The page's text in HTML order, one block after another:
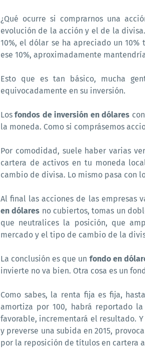
¿Qué ocurre si comprarnos una
evolución de la acción y el de la
10%, el dólar se ha apreciado un
ese 10%, aproximadamente
Esto que es tan básico, mucha
equivocadamente en su inversión.
Losfondos de inversión en dólares
la moneda. Como si comprásemos
Por comodidad, suele haber varias
cartera de activos en tu moneda
cambio de divisa. Lo mismo pasa con
Al final las acciones de las empresas
en dólares no cubiertos, tomas un
que neutralices la posición, que
mercado y el tipo de cambio de la
La conclusión es que un fondo en
invierte no va bien. Otra cosa es un
Como sabes, la renta fija es fija,
amortiza por 100, habrá reportado
favorable, incrementará el resultado.
y preverse una subida en 2015,
por la reposición de títulos en cartera